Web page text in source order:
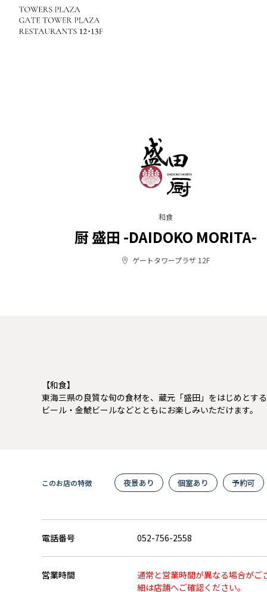
和食
厨 盛田 -DAIDOKO MORITA-
ゲートタワープラザ 12F
【和食】
東海三県の良質な旬の食材を、蔵元「盛田」をはじめとす
ビール・金鯱ビールなどとともにお楽しみいただけます。
このお店の特徴 夜景あり 個室あり 予約可
電話番号 052-756-2558
営業時間
通常と営業時間が異なる場合がご
細は店舗へご確認ください。